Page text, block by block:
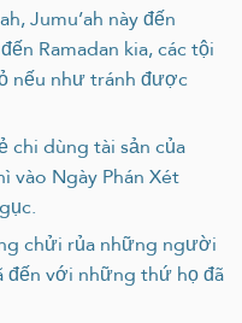
Jumu’ah này đến
Ramadan kia, các tội
nếu như tránh được
chi dùng tài sản của
vào Ngày Phán Xét
chửi rủa những người
với những thứ họ đã